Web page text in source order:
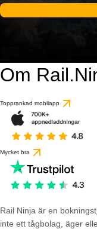
Om
Topprankad mobilapp
Mycket bra
Rail Ninja är en
inte ett tågbolag, äger